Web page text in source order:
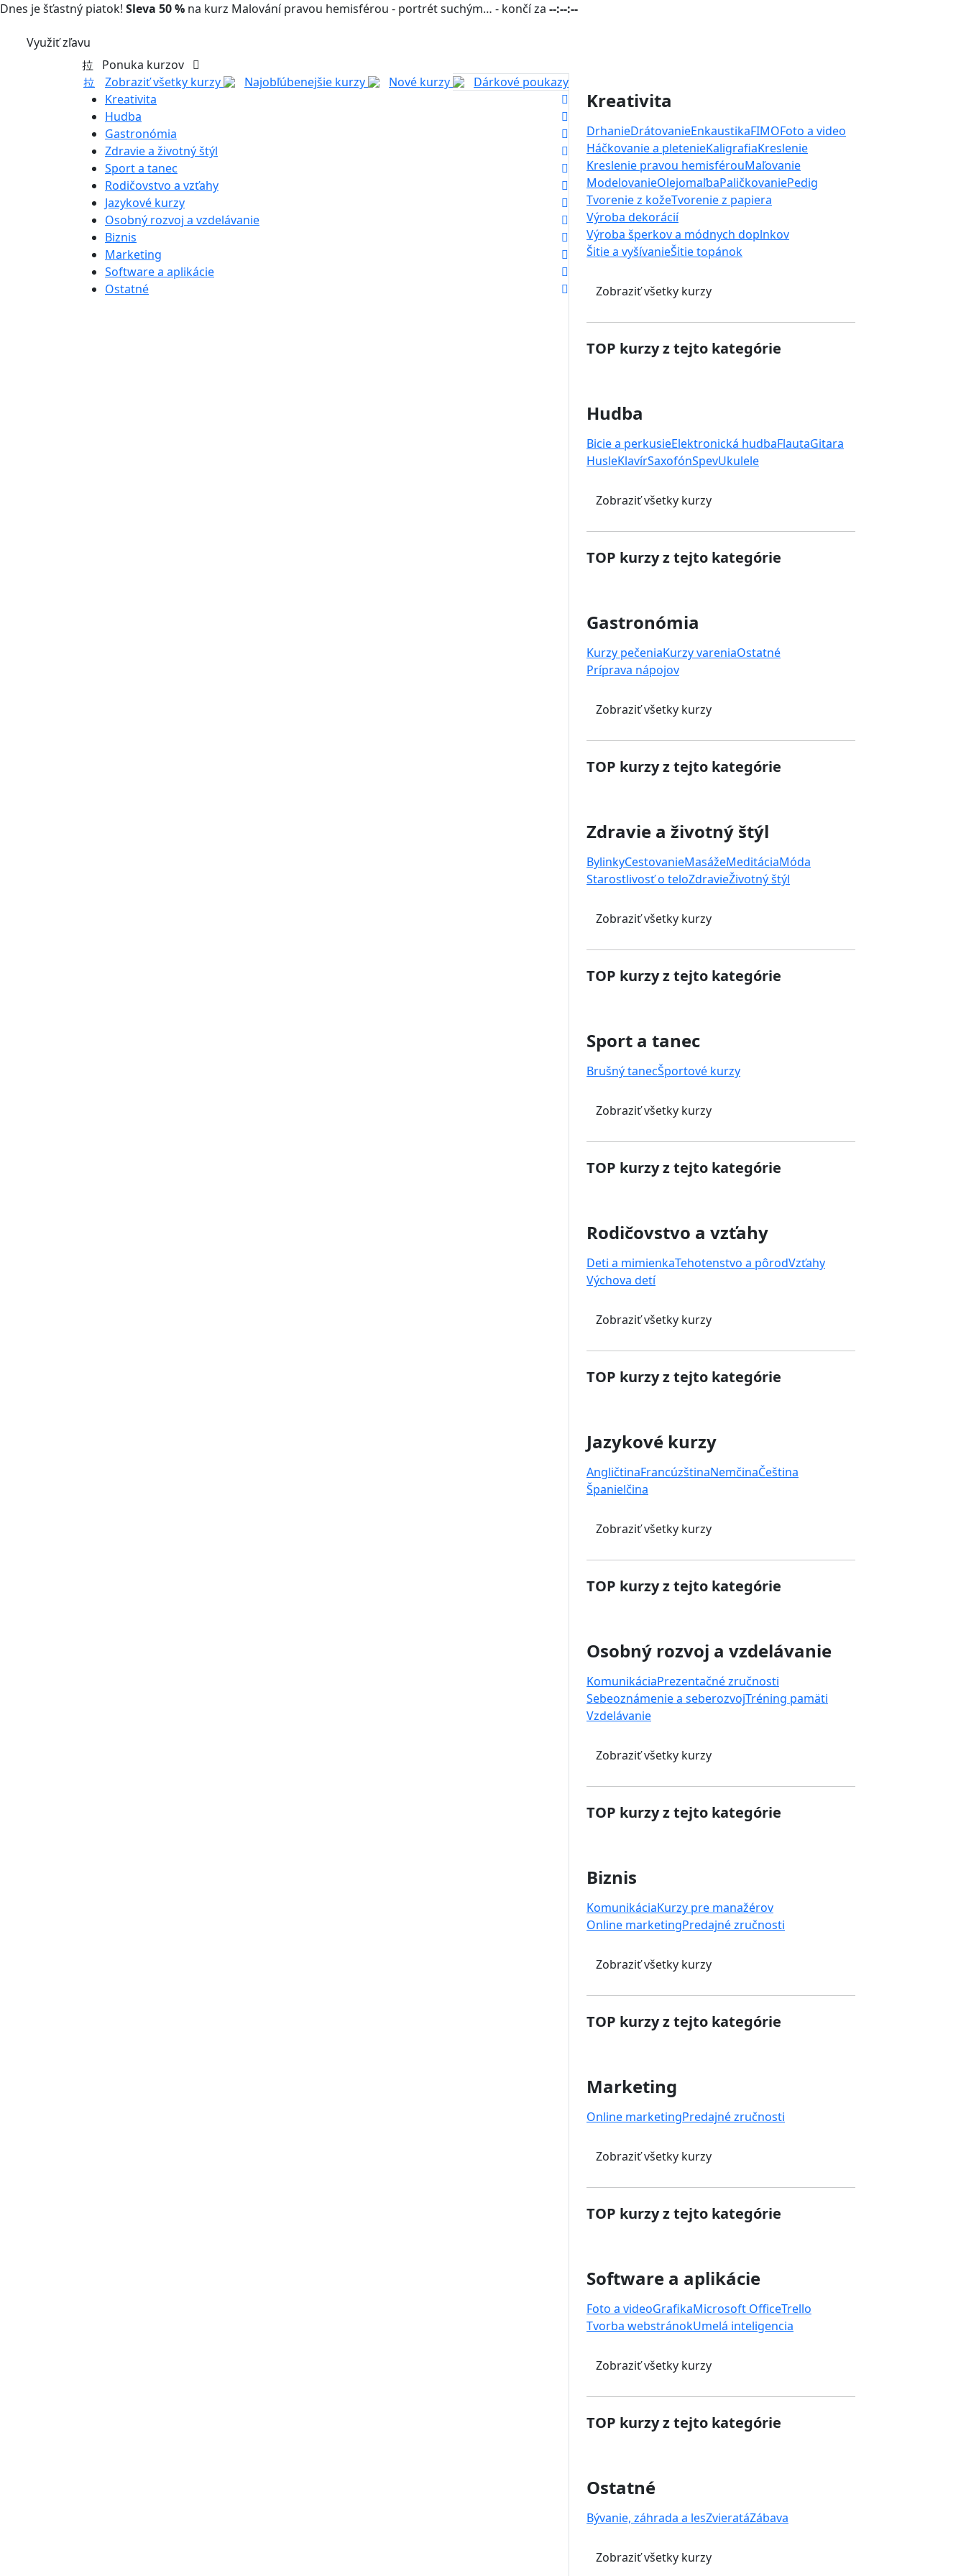
Dnes je šťastný piatok! Sleva 50 % na kurz Malování pravou hemisférou - portrét suchým… - končí za --:--:--
Využiť zľavu
Ponuka kurzov
Zobraziť všetky kurzy
Najobľúbenejšie kurzy Nové kurzy
Dárkové poukazy
Kreativita
Hudba
Gastronómia
Zdravie a životný štýl
Sport a tanec
Rodičovstvo a vzťahy
Jazykové kurzy
Osobný rozvoj a vzdelávanie
Biznis
Marketing
Software a aplikácie
Ostatné
Kreativita
DrhanieDrátovanieEnkaustikaFIMOFoto a video
Háčkovanie a pletenieKaligrafiaKreslenie
Kreslenie pravou hemisférouMaľovanie
ModelovanieOlejomaľbaPaličkovaniePedig
Tvorenie z kožeTvorenie z papiera
Výroba dekorácií
Výroba šperkov a módnych doplnkov
Šitie a vyšívanieŠitie topánok
Zobraziť všetky kurzy
TOP kurzy z tejto kategórie
Hudba
Bicie a perkusieElektronická hudbaFlautaGitara
HusleKlavírSaxofónSpevUkulele
Zobraziť všetky kurzy
TOP kurzy z tejto kategórie
Gastronómia
Kurzy pečeniaKurzy vareniaOstatné
Príprava nápojov
Zobraziť všetky kurzy
TOP kurzy z tejto kategórie
Zdravie a životný štýl
BylinkyCestovanieMasážeMeditáciaMóda
Starostlivosť o teloZdravieŽivotný štýl
Zobraziť všetky kurzy
TOP kurzy z tejto kategórie
Sport a tanec
Brušný tanecŠportové kurzy
Zobraziť všetky kurzy
TOP kurzy z tejto kategórie
Rodičovstvo a vzťahy
Deti a mimienkaTehotenstvo a pôrodVzťahy
Výchova detí
Zobraziť všetky kurzy
TOP kurzy z tejto kategórie
Jazykové kurzy
AngličtinaFrancúzštinaNemčinaČeština
Španielčina
Zobraziť všetky kurzy
TOP kurzy z tejto kategórie
Osobný rozvoj a vzdelávanie
KomunikáciaPrezentačné zručnosti
Sebeoznámenie a seberozvojTréning pamäti
Vzdelávanie
Zobraziť všetky kurzy
TOP kurzy z tejto kategórie
Biznis
KomunikáciaKurzy pre manažérov
Online marketingPredajné zručnosti
Zobraziť všetky kurzy
TOP kurzy z tejto kategórie
Marketing
Online marketingPredajné zručnosti
Zobraziť všetky kurzy
TOP kurzy z tejto kategórie
Software a aplikácie
Foto a videoGrafikaMicrosoft OfficeTrello
Tvorba webstránokUmelá inteligencia
Zobraziť všetky kurzy
TOP kurzy z tejto kategórie
Ostatné
Bývanie, záhrada a lesZvieratáZábava
Zobraziť všetky kurzy